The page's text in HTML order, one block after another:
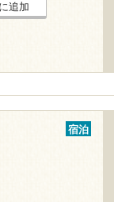
追加
宿泊